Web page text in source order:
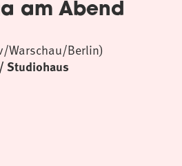
am Abend
Studiohaus
Warschau/Berlin)